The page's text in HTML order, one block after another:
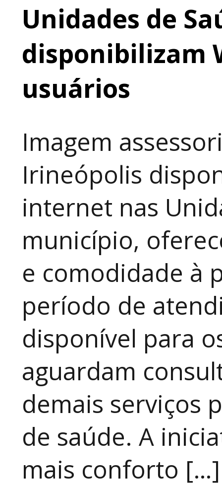
Unidades de
disponibilizam
usuários
Imagem
Irineópolis
internet nas
município,
e comodidade à
período de
disponível para
aguardam
demais serviços
de saúde. A
mais conforto […]